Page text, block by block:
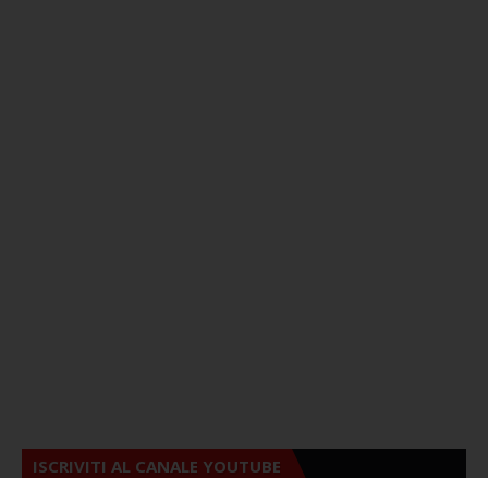
ISCRIVITI AL CANALE YOUTUBE